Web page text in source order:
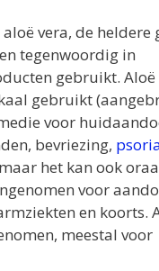
vera, de heldere
tegenwoordig in
gebruikt.
gebruikt
voor
bevriezing,
het kan ook
voor
en koorts.
meestal voor